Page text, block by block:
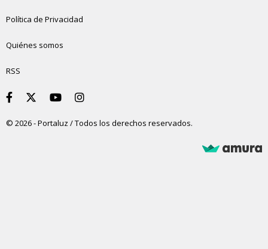
Política de Privacidad
Quiénes somos
RSS
© 2026 - Portaluz / Todos los derechos reservados.